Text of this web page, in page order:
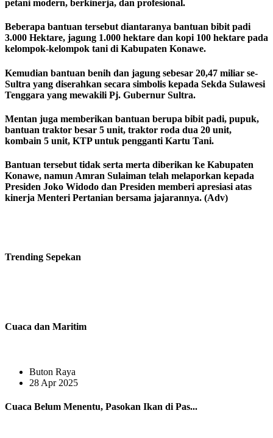
petani modern, berkinerja, dan profesional.
Beberapa bantuan tersebut diantaranya bantuan bibit padi
3.000 Hektare, jagung 1.000 hektare dan kopi 100 hektare pada
kelompok-kelompok tani di Kabupaten Konawe.
Kemudian bantuan benih dan jagung sebesar 20,47 miliar se-
Sultra yang diserahkan secara simbolis kepada Sekda Sulawesi
Tenggara yang mewakili Pj. Gubernur Sultra.
Mentan juga memberikan bantuan berupa bibit padi, pupuk,
bantuan traktor besar 5 unit, traktor roda dua 20 unit,
kombain 5 unit, KTP untuk pengganti Kartu Tani.
Bantuan tersebut tidak serta merta diberikan ke Kabupaten
Konawe, namun Amran Sulaiman telah melaporkan kepada
Presiden Joko Widodo dan Presiden memberi apresiasi atas
kinerja Menteri Pertanian bersama jajarannya. (Adv)
Trending Sepekan
Cuaca dan Maritim
Buton Raya
28 Apr 2025
Cuaca Belum Menentu, Pasokan Ikan di Pas...